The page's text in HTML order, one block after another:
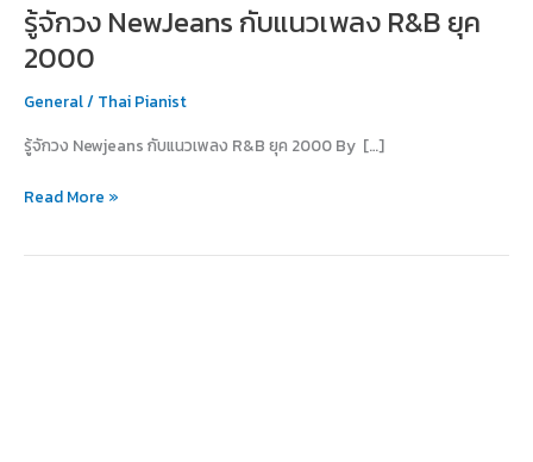
รู้จักวง NewJeans กับแนวเพลง R&B ยุค
2000
General/ Thai Pianist
รู้จักวง Newjeans กับแนวเพลง R&B ยุค 2000 By […]
NewJeans
กับ
แนว
เพลง
ยุค
Read More »